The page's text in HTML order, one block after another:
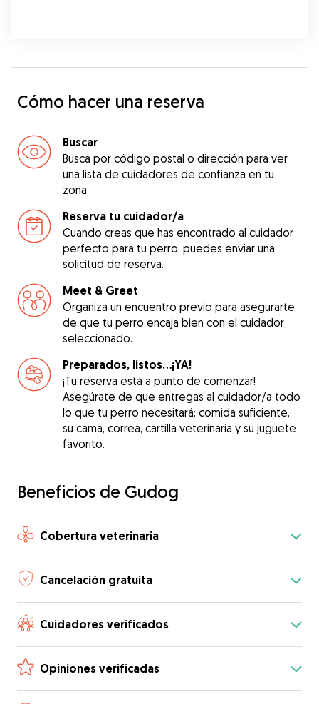
Cómo hacer una reserva
Buscar
Busca por código postal o dirección para ver
una lista de cuidadores de confianza en tu
zona.
Reserva tu cuidador/a
Cuando creas que has encontrado al cuidador
perfecto para tu perro, puedes enviar una
solicitud de reserva.
Meet & Greet
Organiza un encuentro previo para asegurarte
de que tu perro encaja bien con el cuidador
seleccionado.
Preparados, listos...¡YA!
¡Tu reserva está a punto de comenzar!
Asegúrate de que entregas al cuidador/a todo
lo que tu perro necesitará: comida suficiente,
su cama, correa, cartilla veterinaria y su juguete
favorito.
Beneficios de Gudog
Cobertura veterinaria
Cancelación gratuita
Cuidadores verificados
Opiniones verificadas